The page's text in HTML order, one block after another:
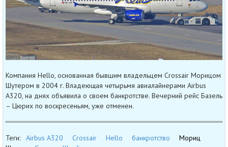
Компания Hello, основанная бывшим владельцем Crossair Морицом
Шутером в 2004 г. Владеющая четырьмя авиалайнерами Airbus
A320, на днях объявила о своем банкротстве. Вечерний рейс Базель
– Цюрих по воскресеньям, уже отменен.
Теги: Airbus A320 Crossair Hello банкротство
Мориц